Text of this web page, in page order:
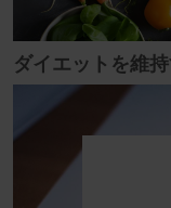
ダイエットを維